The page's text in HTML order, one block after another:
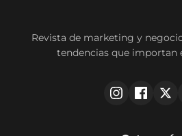
Revista de marketing y
tendencias que importan